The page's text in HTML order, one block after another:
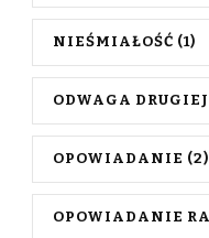
NIEŚMIAŁOŚĆ (1)
ODWAGA
OPOWIADANIE (2)
OPOWIADANIE